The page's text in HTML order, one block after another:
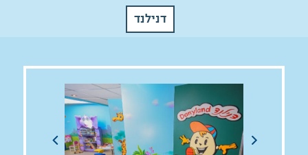
ומונחות ע"י צוות מסור של אנשי מקצוע צעירים
ומנוסים שידאגו לבטיחותם והנאתם של הילדים,
דנילנד